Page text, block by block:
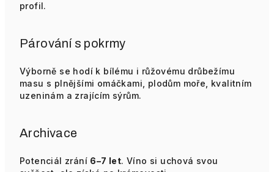
profil.
Párování s pokrmy
Výborně se hodí k bílému i růžovému drůbežímu
masu s plnějšími omáčkami, plodům moře, kvalitním
uzeninám a zrajícím sýrům.
Archivace
Potenciál zrání 6–7 let. Víno si uchová svou